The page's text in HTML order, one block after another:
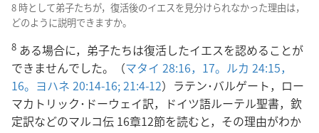
8 時として弟子たちが，復活後のイエスを見分けられなかった理由は，
どのように説明できますか。
8 ある場合に，弟子たちは復活したイエスを認めることが
できませんでした。（マタイ 28:16，17。 ルカ 24:15，
16。 ヨハネ 20:14-16;21:4-12）ラテン･バルゲート，ロー
マカトリック･ドーウェイ訳，ドイツ語ルーテル聖書，欽
定訳などのマルコ伝 16章12節を読むと，その理由がわか